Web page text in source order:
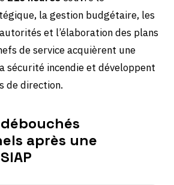
la gestion budgétaire, les
et l’élaboration des plans
de service acquièrent une
sécurité incendie et développent
de direction.
après une